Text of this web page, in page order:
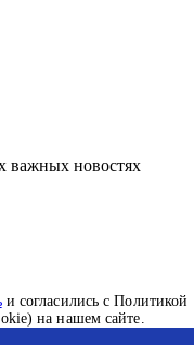
и согласились с Политикой
на нашем сайте.
важных новостях